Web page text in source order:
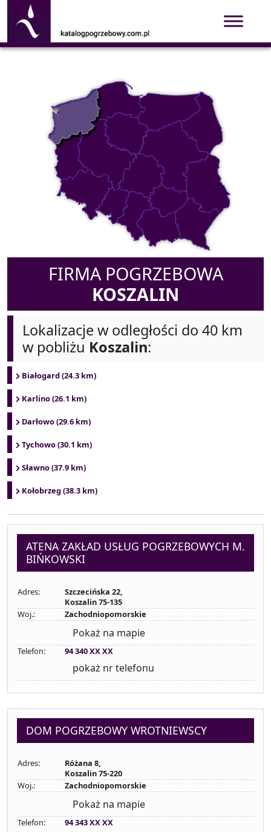
FIRMA POGRZEBOWA
KOSZALIN
Lokalizacje w odległości do 40 km
w pobliżu Koszalin:
Białogard (24.3 km)
Karlino (26.1 km)
Darłowo (29.6 km)
Tychowo (30.1 km)
Sławno (37.9 km)
Kołobrzeg (38.3 km)
ATENA ZAKŁAD USŁUG POGRZEBOWYCH M.
BIŃKOWSKI
Adres:
Szczecińska 22,
Koszalin 75-135
Woj.:
Zachodniopomorskie
Pokaż na mapie
Telefon: 94 340 XX XX
pokaż nr telefonu
DOM POGRZEBOWY WROTNIEWSCY
Adres:
Różana 8,
Koszalin 75-220
Woj.:
Zachodniopomorskie
Pokaż na mapie
Telefon: 94 343 XX XX